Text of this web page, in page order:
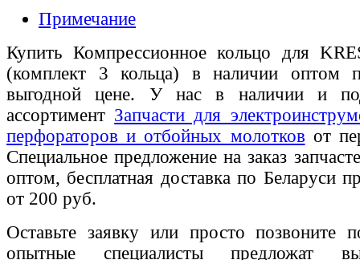
Примечание
Купить Компрессионное кольцо для
(комплект 3 кольца) в наличии оптом
выгодной цене. У нас в наличии и
ассортимент Запчасти для
перфораторов и отбойных молотков от
Специальное предложение на заказ
оптом, бесплатная доставка по Беларуси
от 200 руб.
Оставьте заявку или просто позвоните
опытные специалисты предложат